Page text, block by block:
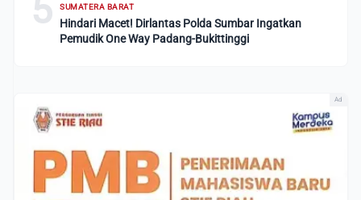
5 SUMATERA BARAT
Hindari Macet! Dirlantas Polda Sumbar Ingatkan
Pemudik One Way Padang-Bukittinggi
Ad